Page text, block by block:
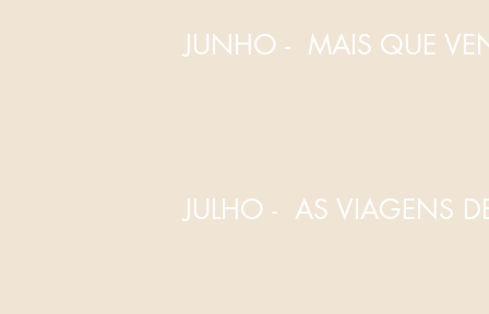
JUNHO - MAIS QUE
JULHO - AS VIAGENS